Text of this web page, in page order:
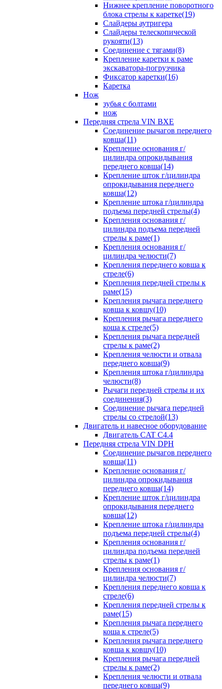
Нижнее крепление поворотного
блока стрелы к каретке(19)
Слайдеры аутригера
Слайдеры телескопической
рукояти(13)
Соединение с тягами(8)
Крепление каретки к раме
экскаватора-погрузчика
Фиксатор каретки(16)
Каретка
Нож
зубья с болтами
нож
Передняя стрела VIN BXE
Cоединение рычагов переднего
ковша(11)
Крепление основания г/
цилиндра опрокидывания
переднего ковша(14)
Крепление шток г/цилиндра
опрокидывания переднего
ковша(12)
Крепление штока г/цилиндра
подъема передней стрелы(4)
Крепления основания г/
цилиндра подъема передней
стрелы к раме(1)
Крепления основания г/
цилиндра челюсти(7)
Крепления переднего ковша к
стреле(6)
Крепления передней стрелы к
раме(15)
Крепления рычага переднего
ковша к ковшу(10)
Крепления рычага переднего
коша к стреле(5)
Крепления рычага передней
стрелы к раме(2)
Крепления челюсти и отвала
переднего ковша(9)
Крепления штока г/цилиндра
челюсти(8)
Рычаги передней стрелы и их
соединения(3)
Соединение рычага передней
стрелы со стрелой(13)
Двигатель и навесное оборудование
Двигатель CAT C4.4
Передняя стрела VIN DPH
Cоединение рычагов переднего
ковша(11)
Крепление основания г/
цилиндра опрокидывания
переднего ковша(14)
Крепление шток г/цилиндра
опрокидывания переднего
ковша(12)
Крепление штока г/цилиндра
подъема передней стрелы(4)
Крепления основания г/
цилиндра подъема передней
стрелы к раме(1)
Крепления основания г/
цилиндра челюсти(7)
Крепления переднего ковша к
стреле(6)
Крепления передней стрелы к
раме(15)
Крепления рычага переднего
коша к стреле(5)
Крепления рычага переднего
ковша к ковшу(10)
Крепления рычага передней
стрелы к раме(2)
Крепления челюсти и отвала
переднего ковша(9)